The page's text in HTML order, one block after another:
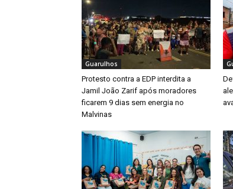
Guarulhos
Protesto contra a EDP interdita a
Jamil João Zarif após moradores
ficarem 9 dias sem energia no
Malvinas